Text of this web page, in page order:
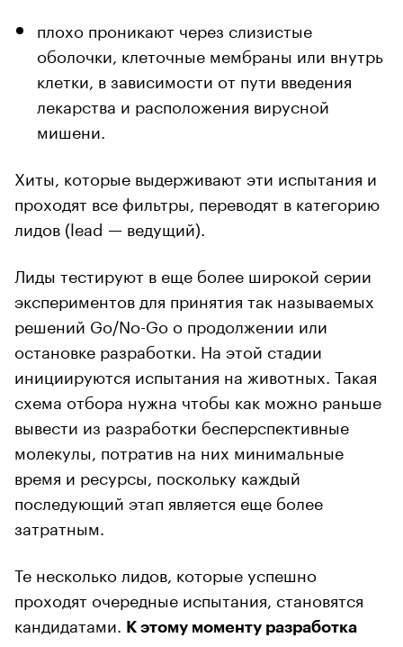
плохо проникают через слизистые
оболочки, клеточные мембраны или внутрь
клетки, в зависимости от пути введения
лекарства и расположения вирусной
мишени.
Хиты, которые выдерживают эти испытания и
проходят все фильтры, переводят в категорию
лидов (lead — ведущий).
Лиды тестируют в еще более широкой серии
экспериментов для принятия так называемых
решений Go/No-Go о продолжении или
остановке разработки. На этой стадии
инициируются испытания на животных. Такая
схема отбора нужна чтобы как можно раньше
вывести из разработки бесперспективные
молекулы, потратив на них минимальные
время и ресурсы, поскольку каждый
последующий этап является еще более
затратным.
Те несколько лидов, которые успешно
проходят очередные испытания, становятся
кандидатами.
К этому моменту разработка